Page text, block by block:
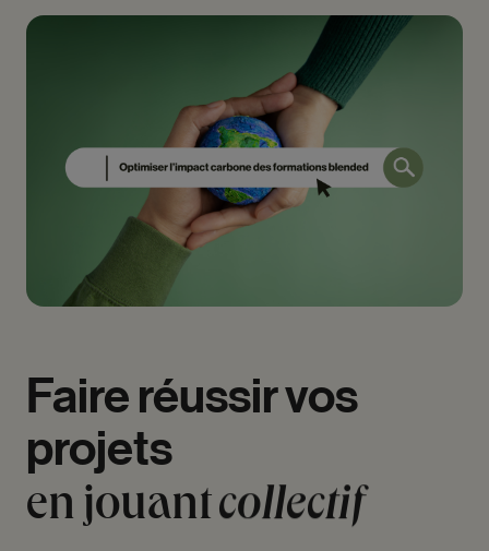
Faireréussirvos
projets
en jouantcollectif